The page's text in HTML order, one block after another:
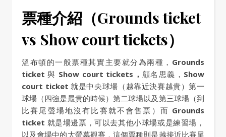
票種介紹（Groundsticket
vs Show court tickets）
溫布頓的一般票種其實主要就分為兩種， Grounds
ticket 與 Show court tickets， 顧名思義， Show
court ticket 就是中央球場（越靠近決賽越貴）第一
球場（四強是最貴的時候）第二球場以及第三球場（到
比賽尾聲場地沒有比賽就不會售票）而 Grounds
ticket 就是場邊票，可以去其他小球場或是練習場，
以及會場中的大螢幕觀賽，這個票種則是越接近比賽尾